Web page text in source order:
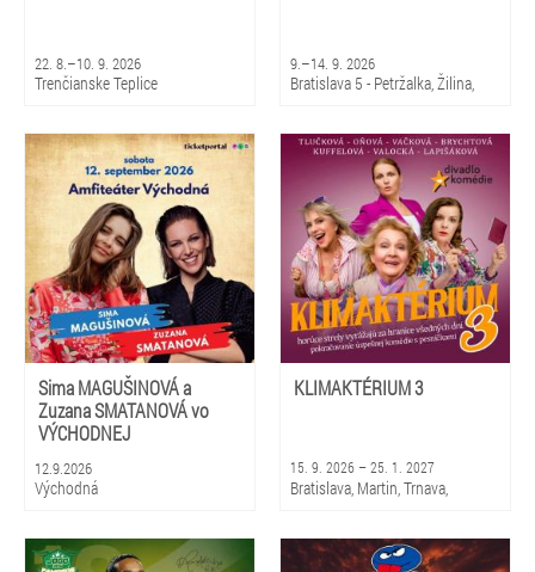
22. 8.–10. 9. 2026
Trenčianske Teplice
9.–14. 9. 2026
Bratislava 5 - Petržalka, Žilina,
Sima MAGUŠINOVÁ a
Zuzana SMATANOVÁ vo
VÝCHODNEJ
12.9.2026
Východná
KLIMAKTÉRIUM 3
15. 9. 2026 – 25. 1. 2027
Bratislava, Martin, Trnava,
Mikuláš, Košice, Prešov, Banská
Bystrica, Žilina